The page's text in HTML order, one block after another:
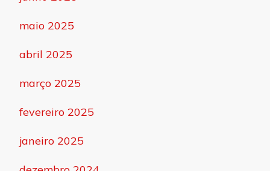
maio 2025
abril 2025
março 2025
fevereiro 2025
janeiro 2025